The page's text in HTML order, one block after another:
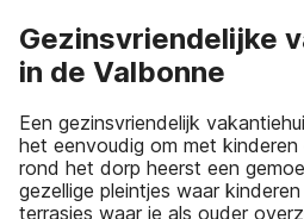
Gezinsvriendelijke
in de Valbonne
Een gezinsvriendelijk
het eenvoudig om met
rond het dorp heerst een
gezellige pleintjes waar
terrasjes waar je als ouder